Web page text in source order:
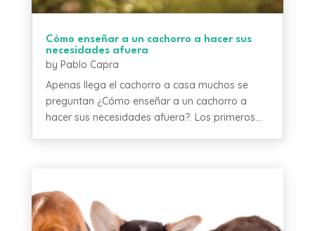
Cómo enseñar a un cachorro a hacer sus
necesidades afuera
by Pablo Capra
Apenas llega el cachorro a casa muchos se
preguntan ¿Cómo enseñar a un cachorro a
hacer sus necesidades afuera?. Los primeros...